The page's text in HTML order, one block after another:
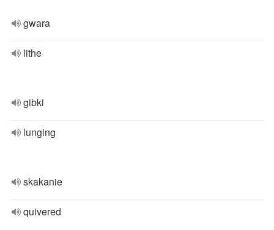
gwara
lithe
gibki
lunging
skakanie
quivered